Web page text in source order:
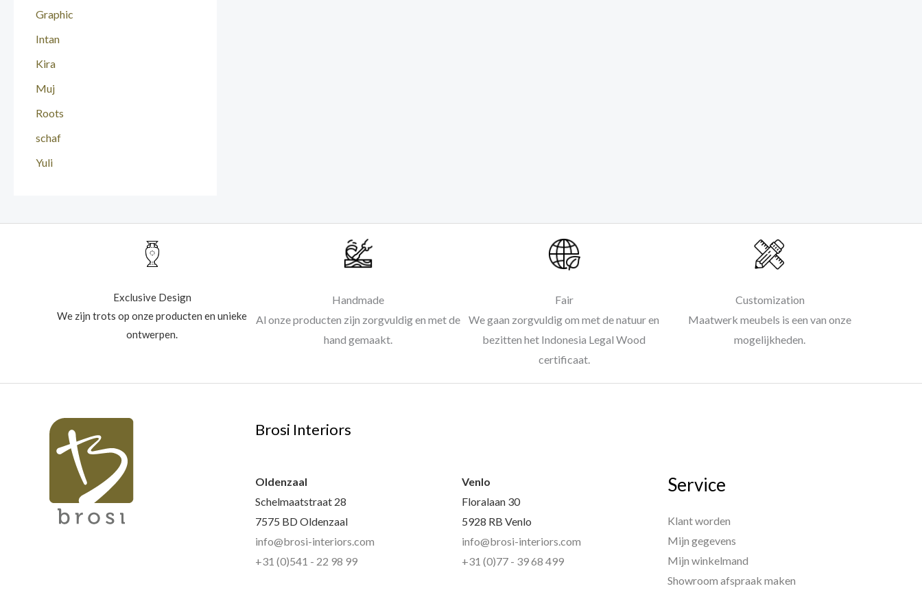
Graphic
Intan
Kira
Muj
Roots
schaf
Yuli
Exclusive Design
We zijn trots op onze producten en unieke
ontwerpen.
Handmade
Al onze producten zijn zorgvuldig en met de
hand gemaakt.
Fair
We gaan zorgvuldig om met de natuur en
bezitten het Indonesia Legal Wood
certificaat.
Customization
Maatwerk meubels is een van onze
mogelijkheden.
Brosi Interiors
Oldenzaal
Schelmaatstraat 28
7575 BD Oldenzaal
info@brosi-interiors.com
+31 (0)541 - 22 98 99
Venlo
Floralaan 30
5928 RB Venlo
info@brosi-interiors.com
+31 (0)77 - 39 68 499
Service
Klant worden
Mijn gegevens
Mijn winkelmand
Showroom afspraak maken